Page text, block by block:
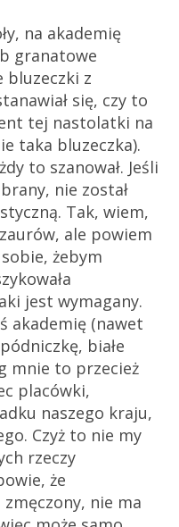
na akademię
granatowe
bluzeczki z
się, czy to
tej nastolatki na
taka bluzeczka).
to szanował. Jeśli
nie został
Tak, wiem,
ale powiem
żebym
jest wymagany.
akademię (nawet
białe
mnie to przecież
placówki,
naszego kraju,
Czyż to nie my
rzeczy
że
nie ma